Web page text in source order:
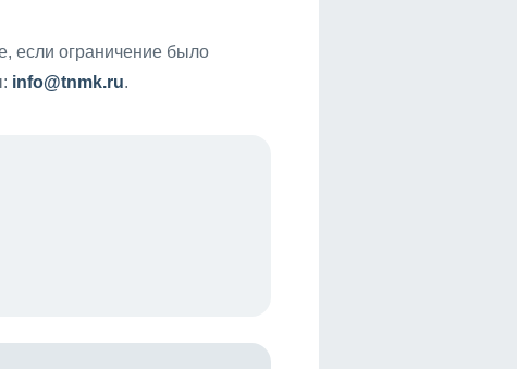
если ограничение было
info@tnmk.ru.